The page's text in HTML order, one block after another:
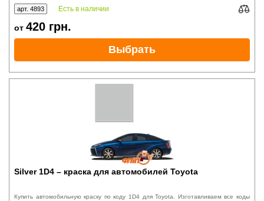
арт. 4893 Есть в наличии
от 420 грн.
Выбрать
Silver 1D4 – краска для автомобилей Toyota
Купить автомобильную краску по коду 1D4 для Toyota. Изготавливаем все коды